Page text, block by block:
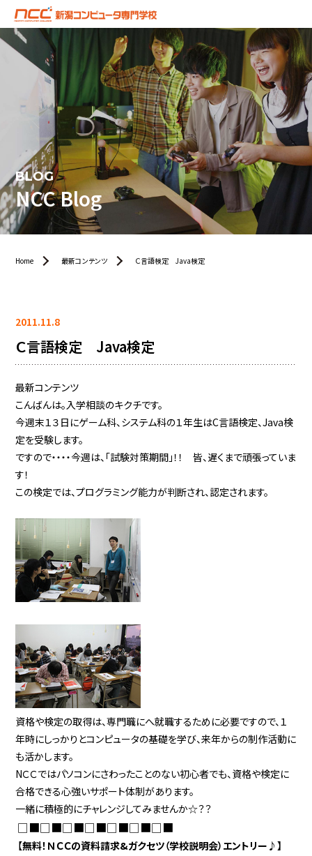
BLOG
NCC Blog
Home 最新コンテンツ Ｃ言語検定 Java検定
2011.11.8
Ｃ言語検定 Java検定
最新コンテンツ
こんばんは。入学相談のキクチです。
今週末１３日にゲーム科、システム科の１年生はC言語検定、Java検
定を受験します。
ですので・・・・今週は、「試験対策期間」！！ 皆、遅くまで頑張っていま
す！
この検定では、プログラミング能力が判断され、認定されます。
資格や検定の取得は、専門職にへ就職するために必要ですので、１
年時にしっかりとコンピュータの基礎を学び、来年からの制作活動に
も活かします。
NＣＣではパソコンにさわったことのない初心者でも、資格や検定に
合格できる心強いサポート体制があります。
一緒に積極的にチャレンジしてみませんか☆？？
□■□■□■□■□■□■□■
【無料！ＮＣＣの資料請求&ガクセツ（学校説明会）エントリー♪】